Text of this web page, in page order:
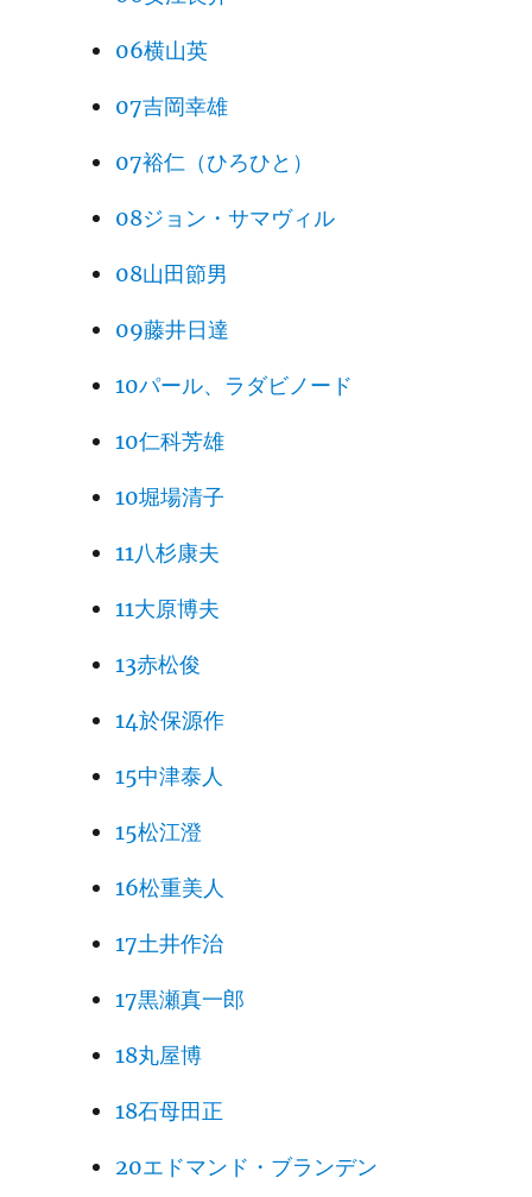
06横山英
07吉岡幸雄
07裕仁（ひろひと）
08ジョン・サマヴィル
08山田節男
09藤井日達
10パール、ラダビノード
10仁科芳雄
10堀場清子
11八杉康夫
11大原博夫
13赤松俊
14於保源作
15中津泰人
15松江澄
16松重美人
17土井作治
17黒瀬真一郎
18丸屋博
18石母田正
20エドマンド・ブランデン